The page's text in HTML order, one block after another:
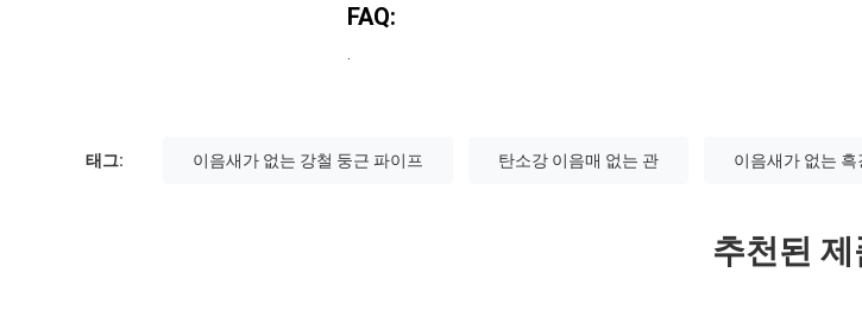
FAQ:
태그: 이음새가 없는 강철 둥근 파이프 탄소강 이음매 없는 관 이음새가 없는 흑
추천된 제